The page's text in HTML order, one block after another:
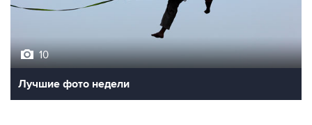
10
Лучшие фото недели